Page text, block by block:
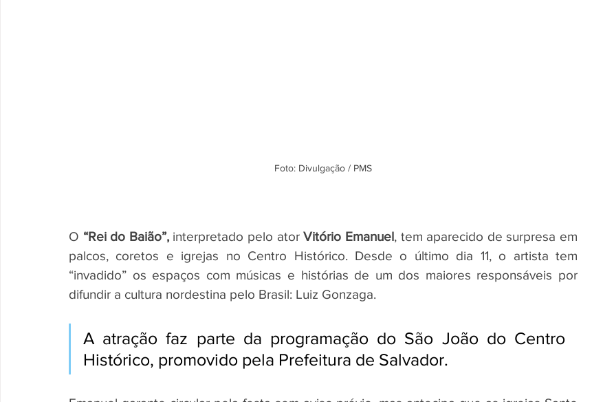
Foto: Divulgação / PMS
O “Rei do Baião”, interpretado pelo ator Vitório Emanuel, tem aparecido de surpresa em
palcos, coretos e igrejas no Centro Histórico. Desde o último dia 11, o artista tem
“invadido” os espaços com músicas e histórias de um dos maiores responsáveis por
difundir a cultura nordestina pelo Brasil: Luiz Gonzaga.
A atração faz parte da programação do São João do Centro
Histórico, promovido pela Prefeitura de Salvador.